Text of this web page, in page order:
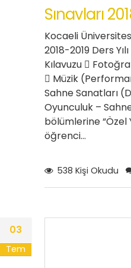
Sınavları
Kocaeli
2018-2019 Ders
Kılavuzu 
 Müzik
Sahne Sanatları
Oyunculuk –
bölümlerine “Özel
öğrenci…
538 Kişi Okudu
03
Tem